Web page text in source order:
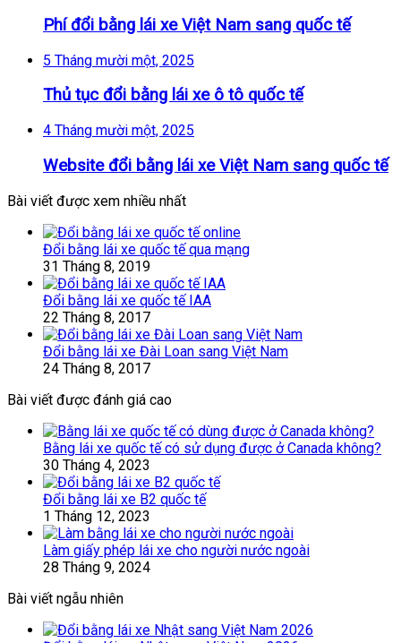
Phí đổi bằng lái xe Việt Nam sang quốc tế
5 Tháng mười một, 2025
Thủ tục đổi bằng lái xe ô tô quốc tế
4 Tháng mười một, 2025
Website đổi bằng lái xe Việt Nam sang quốc tế
Bài viết được xem nhiều nhất
Đổi bằng lái xe quốc tế qua mạng
31 Tháng 8, 2019
Đổi bằng lái xe quốc tế IAA
22 Tháng 8, 2017
Đổi bằng lái xe Đài Loan sang Việt Nam
24 Tháng 8, 2017
Bài viết được đánh giá cao
Bằng lái xe quốc tế có sử dụng được ở Canada không?
30 Tháng 4, 2023
Đổi bằng lái xe B2 quốc tế
1 Tháng 12, 2023
Làm giấy phép lái xe cho người nước ngoài
28 Tháng 9, 2024
Bài viết ngẫu nhiên